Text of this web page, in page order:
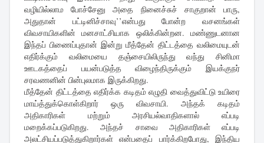
வழியில்லாம போச்சேனு அதை நினைச்சுச் சாகுறான் பாரு,
அதுதான் பட்டினிச்சாவு’’என்பது போன்ற வசனங்கள்
விவசாயிகளின் மனசாட்சியாக ஒலிக்கின்றன. மண்ணுடனான
இந்தப் பிணைப்புதான் இன்று மீத்தேன் திட்டத்தை வலிமையுடன்
எதிர்க்கும் வலிமையை தஞ்சையிலிருந்து வந்து சினிமா
ஊடகத்தைப் பயன்படுத்த விழைந்திருக்கும் இயக்குநர்
சரவணனின் பின்புலமாக இருக்கிறது.
மீத்தேன் திட்டத்தை எதிர்க்க கடிதம் எழுதி வைத்துவிட்டு உயிரை
மாய்த்துக்கொள்கிறார் ஒரு விவசாயி. அந்தக் கடிதம்
அதிகாரிகள் மற்றும் அரசியல்வாதிகளால் எப்படி
மறைக்கப்படுகிறது. அந்தச் சாவை அதிகாரிகள் எப்படி
அலட்சியப்படுத்துகிறார்கள் என்பதைப் பார்க்கிறபோது, இந்திய